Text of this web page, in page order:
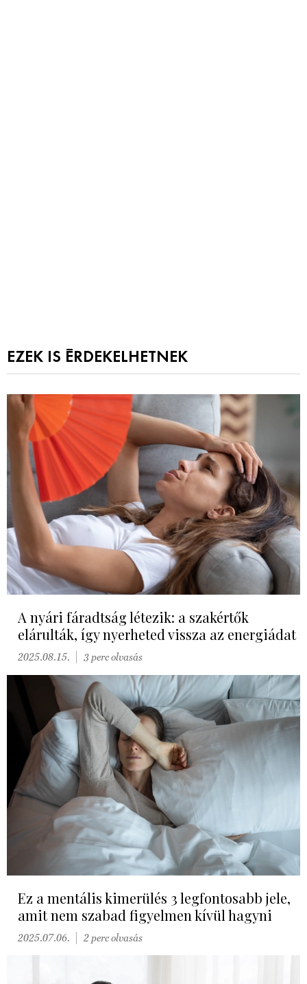
EZEK IS ÉRDEKELHETNEK
A nyári fáradtság létezik: a szakértők
elárulták, így nyerheted vissza az energiádat
2025.08.15. 3 perc olvasás
Ez a mentális kimerülés 3 legfontosabb jele,
amit nem szabad figyelmen kívül hagyni
2025.07.06. 2 perc olvasás